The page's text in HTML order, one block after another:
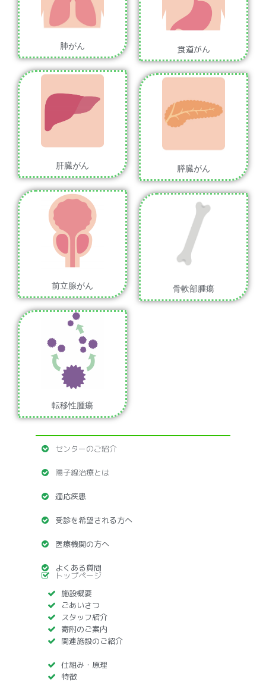
肺がん
肝臓がん
前立腺がん
転移性腫瘍
食道がん
膵臓がん
骨軟部腫瘍
センターのご紹介
陽子線治療とは
適応疾患
受診を希望される方へ
医療機関の方へ
よくある質問
トップページ
施設概要
ごあいさつ
スタッフ紹介
寄附のご案内
関連施設のご紹介
仕組み・原理
特徴